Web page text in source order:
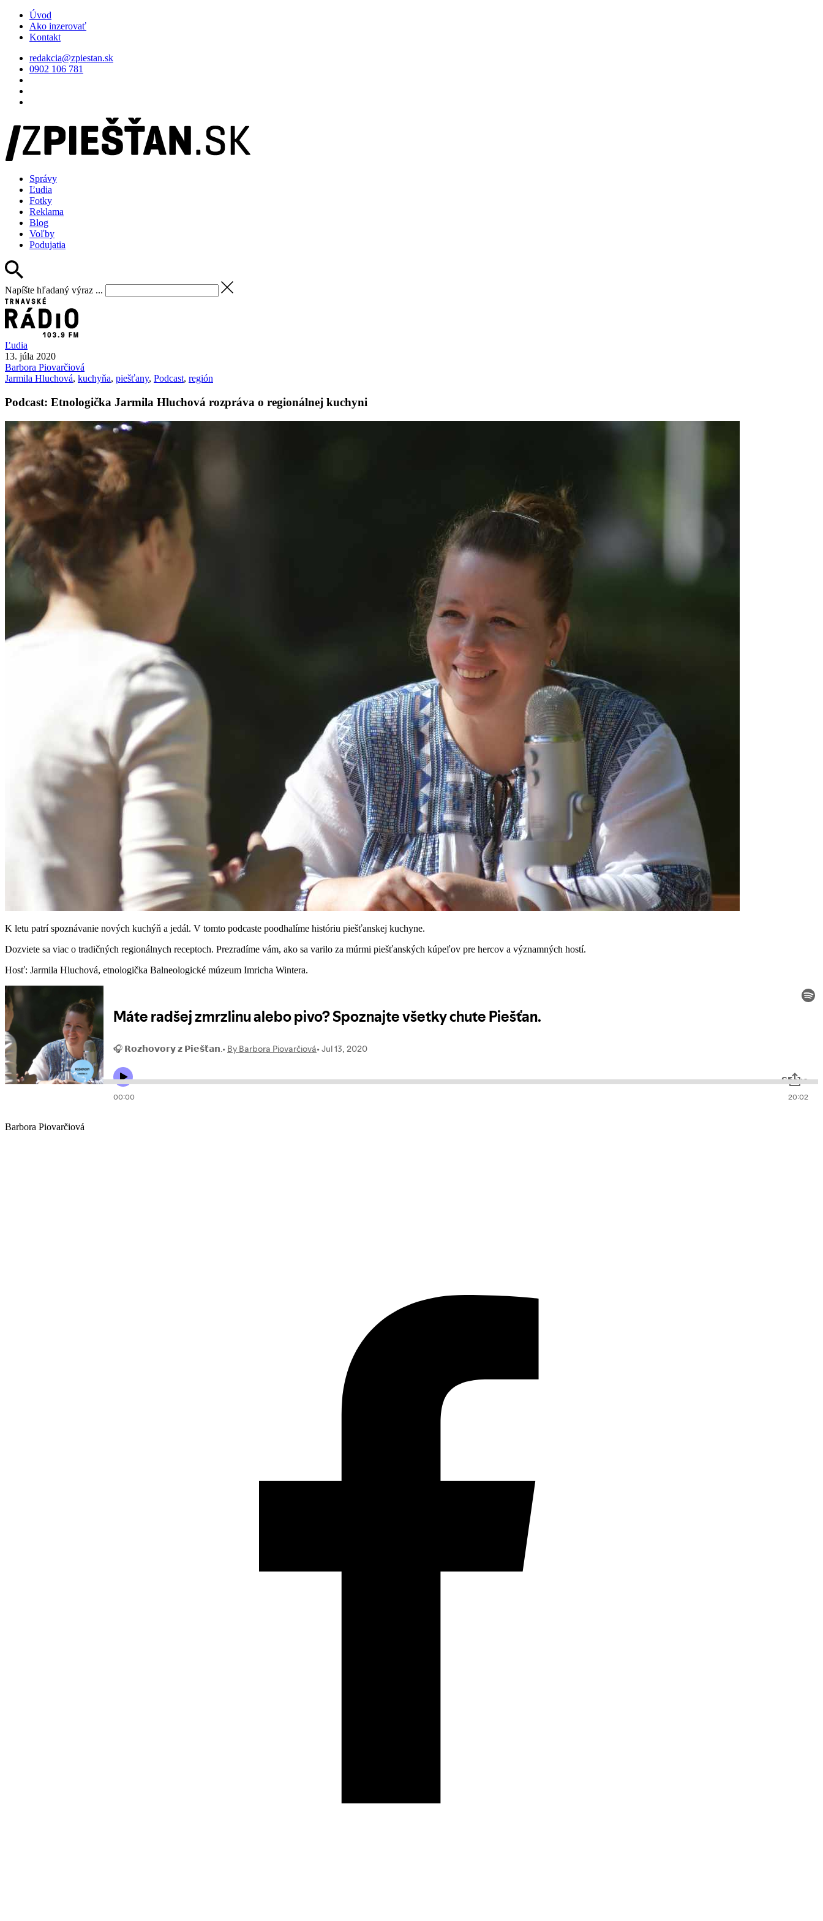
Úvod
Ako inzerovať
Kontakt
redakcia@zpiestan.sk
0902 106 781
Správy
Ľudia
Fotky
Reklama
Blog
Voľby
Podujatia
Napíšte hľadaný výraz ...
Ľudia
13. júla 2020
Barbora Piovarčiová
Jarmila Hluchová, kuchyňa, piešťany, Podcast, región
Podcast: Etnologička Jarmila Hluchová rozpráva o regionálnej kuchyni
K letu patrí spoznávanie nových kuchýň a jedál. V tomto podcaste poodhalíme históriu piešťanskej kuchyne.
Dozviete sa viac o tradičných regionálnych receptoch. Prezradíme vám, ako sa varilo za múrmi piešťanských kúpeľov pre hercov a významných hostí.
Hosť: Jarmila Hluchová, etnologička Balneologické múzeum Imricha Wintera.
Barbora Piovarčiová